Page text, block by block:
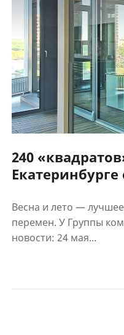
240
Весна и лето —
перемен. У Группы
новости: 24 мая...